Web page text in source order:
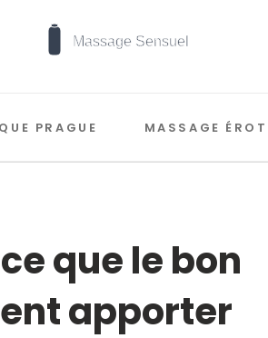
PRAGUE MASSAGE
que le bon
apporter